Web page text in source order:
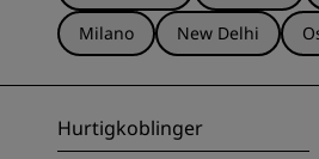
Milano
New Delhi
Hurtigkoblinger